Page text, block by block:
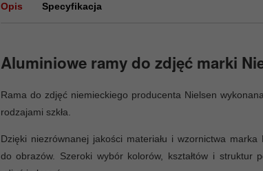
Opis Specyfikacja
Aluminiowe ramy do zdjęć marki
Rama do zdjęć niemieckiego producenta Nielsen
rodzajami szkła.
Dzięki niezrównanej jakości materiału i wzornictwa
do obrazów. Szeroki wybór kolorów, kształtów i struktur